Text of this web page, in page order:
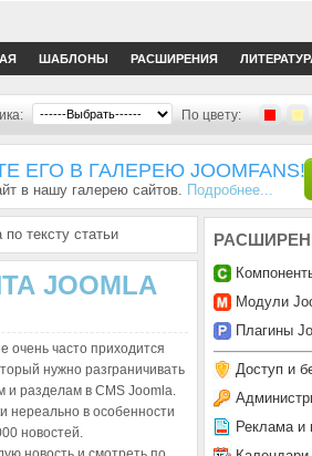
ШАБЛОНЫ РАСШИРЕНИЯ
По цвету:
ЕГО В ГАЛЕРЕЮ JOOMFANS!
в нашу галерею сайтов. Подробнее...
тексту статьи
JOOMLA
очень часто приходится
нужно разграничивать
и разделам в CMS Joomla.
нереально в особенности
новостей.
Модули
Плагины
Доступ и
Реклама и